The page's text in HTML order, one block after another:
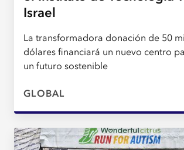
Israel
La transformadora donación de 50
dólares financiará un nuevo centro
un futuro sostenible
GLOBAL